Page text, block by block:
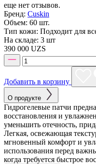
еще нет отзывов.
Бренд: Cuskin
Объем: 60 шт.
Тип кожи: Подходит для
На складе: 3 шт
390 000 UZS
Добавить в корзину
О продукте
Гидрогелевые патчи
восстановления и
уменьшить отечность,
Легкая, освежающая
мгновенный комфорт и
использования перед
когда требуется быстрое